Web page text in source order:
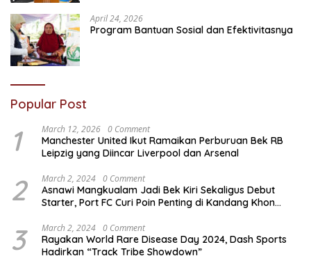
April 24, 2026
Program Bantuan Sosial dan Efektivitasnya
Popular Post
1 March 12, 2026 0 Comment
Manchester United Ikut Ramaikan Perburuan Bek RB
Leipzig yang Diincar Liverpool dan Arsenal
2 March 2, 2024 0 Comment
Asnawi Mangkualam Jadi Bek Kiri Sekaligus Debut
Starter, Port FC Curi Poin Penting di Kandang Khon
3 March 2, 2024 0 Comment
Rayakan World Rare Disease Day 2024, Dash Sports
Hadirkan “Track Tribe Showdown”